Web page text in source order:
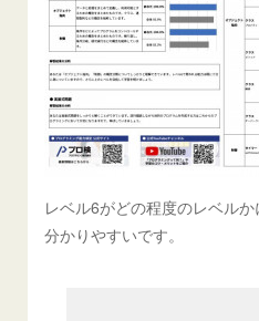
レベル6がどの程度のレベル
分かりやすいです。